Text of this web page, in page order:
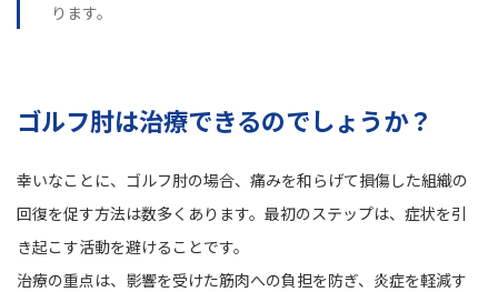
ります。
ゴルフ肘は治療できるのでしょうか？
幸いなことに、ゴルフ肘の場合、痛みを和らげて損傷した組織の
回復を促す方法は数多くあります。最初のステップは、症状を引
き起こす活動を避けることです。
治療の重点は、影響を受けた筋肉への負担を防ぎ、炎症を軽減す